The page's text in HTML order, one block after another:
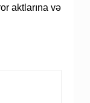
aktlarına və